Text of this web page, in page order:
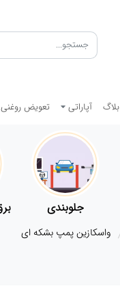
بلاگ آپاراتی تعویض روغنی
جلوبندی
واسکازین پمپ بشکه ای